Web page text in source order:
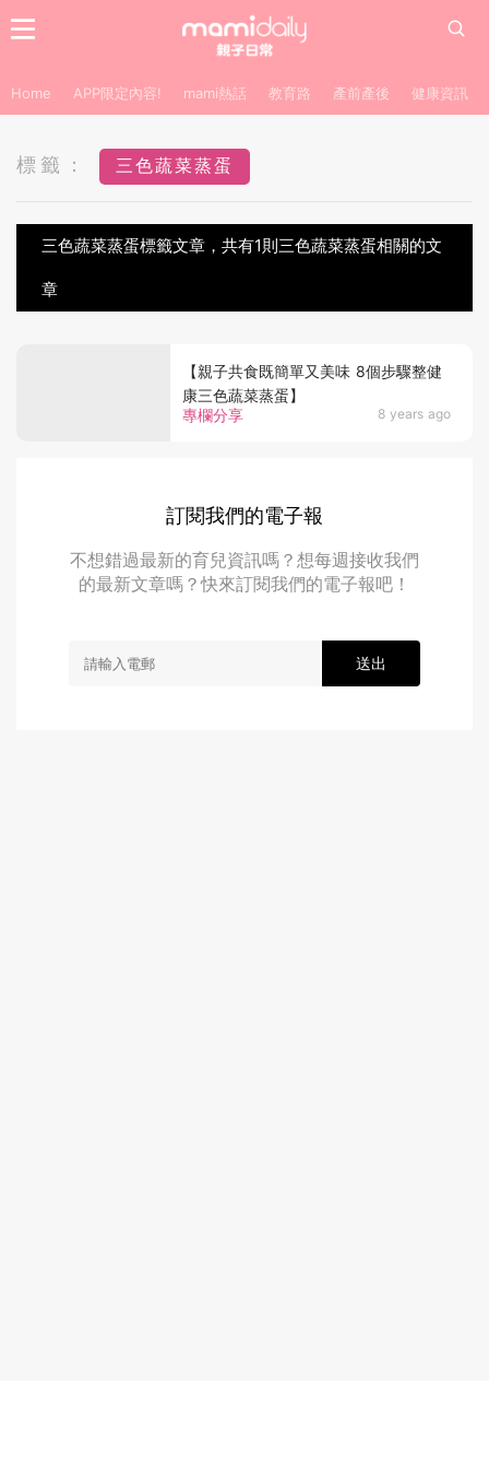
Home APP限定內容! mami熱話 教育路 產前產後 健康資訊
標籤： 三色蔬菜蒸蛋
三色蔬菜蒸蛋標籤文章，共有1則三色蔬菜蒸蛋相關的文
章
專欄分享 8 years ago
【親子共食既簡單又美味 8個步驟整健
康三色蔬菜蒸蛋】
訂閱我們的電子報
不想錯過最新的育兒資訊嗎？想每週接收我們
的最新文章嗎？快來訂閱我們的電子報吧！
送出